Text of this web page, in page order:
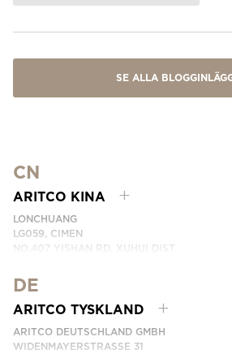
SE ALLA
CN
ARITCO KINA
LONCHUANG
LG059, CIMEN
NO.407 YISHAN RD, XUHUI DIST.
EMAIL:
TELEFON: +86 400 6233 121
DE
ARITCO TYSKLAND
ARITCO DEUTSCHLAND GMBH
WIDENMAYERSTRASSE 31